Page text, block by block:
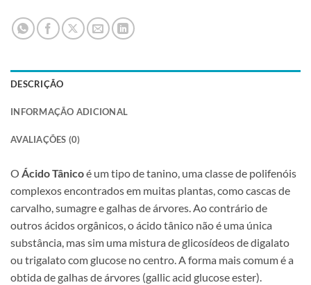
DESCRIÇÃO
INFORMAÇÃO ADICIONAL
AVALIAÇÕES (0)
O Ácido Tânicoé um tipo de tanino, uma classe de polifenóis
complexos encontrados em muitas plantas, como cascas de
carvalho, sumagre e galhas de árvores. Ao contrário de
outros ácidos orgânicos, o ácido tânico não é uma única
substância, mas sim uma mistura de glicosídeos de digalato
ou trigalato com glucose no centro. A forma mais comum é a
obtida de galhas de árvores (gallic acid glucose ester).